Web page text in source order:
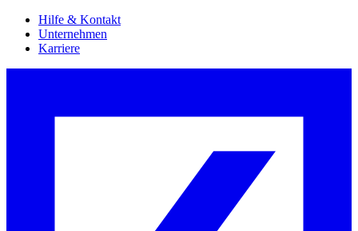
Hilfe & Kontakt
Unternehmen
Karriere